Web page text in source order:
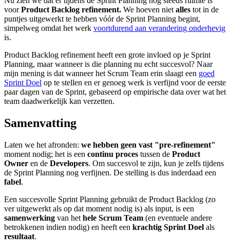
voorProduct Backlog refinement. We hoeven niet alles tot in de
puntjes uitgewerkt te hebben vóór de Sprint Planning begint,
simpelweg omdat het werk voortdurend aan verandering onderhevig
is.
Product Backlog refinement heeft een grote invloed op je Sprint
Planning, maar wanneer is die planning nu echt succesvol? Naar
mijn mening is dat wanneer het Scrum Team erin slaagt een goed
Sprint Doel op te stellen en er genoeg werk is verfijnd voor de eerste
paar dagen van de Sprint, gebaseerd op empirische data over wat het
team daadwerkelijk kan verzetten.
Samenvatting
Laten we het afronden: we hebben geen vast "pre-refinement"
moment nodig; het is een continu proces tussen de Product
Owner en de Developers. Om succesvol te zijn, kun je zelfs tijdens
de Sprint Planning nog verfijnen. De stelling is dus inderdaad een
fabel.
Een succesvolle Sprint Planning gebruikt de Product Backlog (zo
ver uitgewerkt als op dat moment nodig is) als input, is een
samenwerking van het hele Scrum Team (en eventuele andere
betrokkenen indien nodig) en heeft een krachtig Sprint Doel als
resultaat.